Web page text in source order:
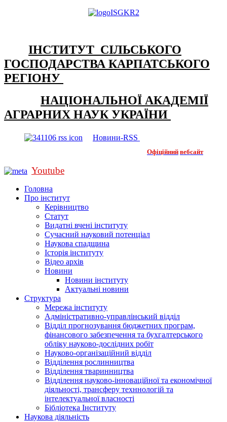
ІНСТИТУТ СІЛЬСЬКОГО
ГОСПОДАРСТВА КАРПАТСЬКОГО
РЕГІОНУ
НАЦІОНАЛЬНОЇ АКАДЕМІЇ
АГРАРНИХ НАУК УКРАЇНИ
Новини-RSS
Офіційний вебсайт
Youtube
Головна
Про інститут
Керівництво
Статут
Видатні вчені інституту
Сучасний науковий потенціал
Наукова спадщина
Історія інституту
Відео архів
Новини
Новини інституту
Актуальні новини
Структура
Мережа інституту
Адміністративно-управлінський відділ
Відділ прогнозування бюджетних програм,
фінансового забезпечення та бухгалтерського
обліку науково-дослідних робіт
Науково-організаційний відділ
Відділення рослинництва
Відділення тваринництва
Відділення науково-інноваційної та економічної
діяльності, трансферу техннологій та
інтелектуальної власності
Бібліотека Інституту
Наукова діяльність